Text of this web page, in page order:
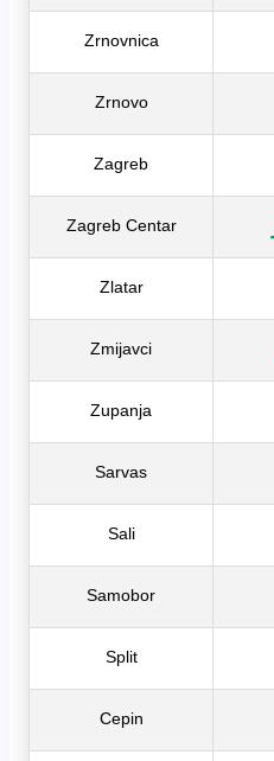
Zrnovnica
Zrnovo
Zagreb
Zagreb Centar
Zlatar
Zmijavci
Zupanja
Sarvas
Sali
Samobor
Split
Cepin